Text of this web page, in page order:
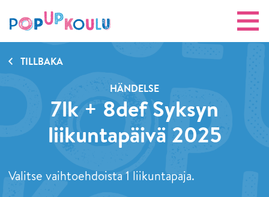
TILLBAKA
HÄNDELSE
7lk + 8def Syksyn
liikuntapäivä 2025
Valitse vaihtoehdoista 1 liikuntapaja.